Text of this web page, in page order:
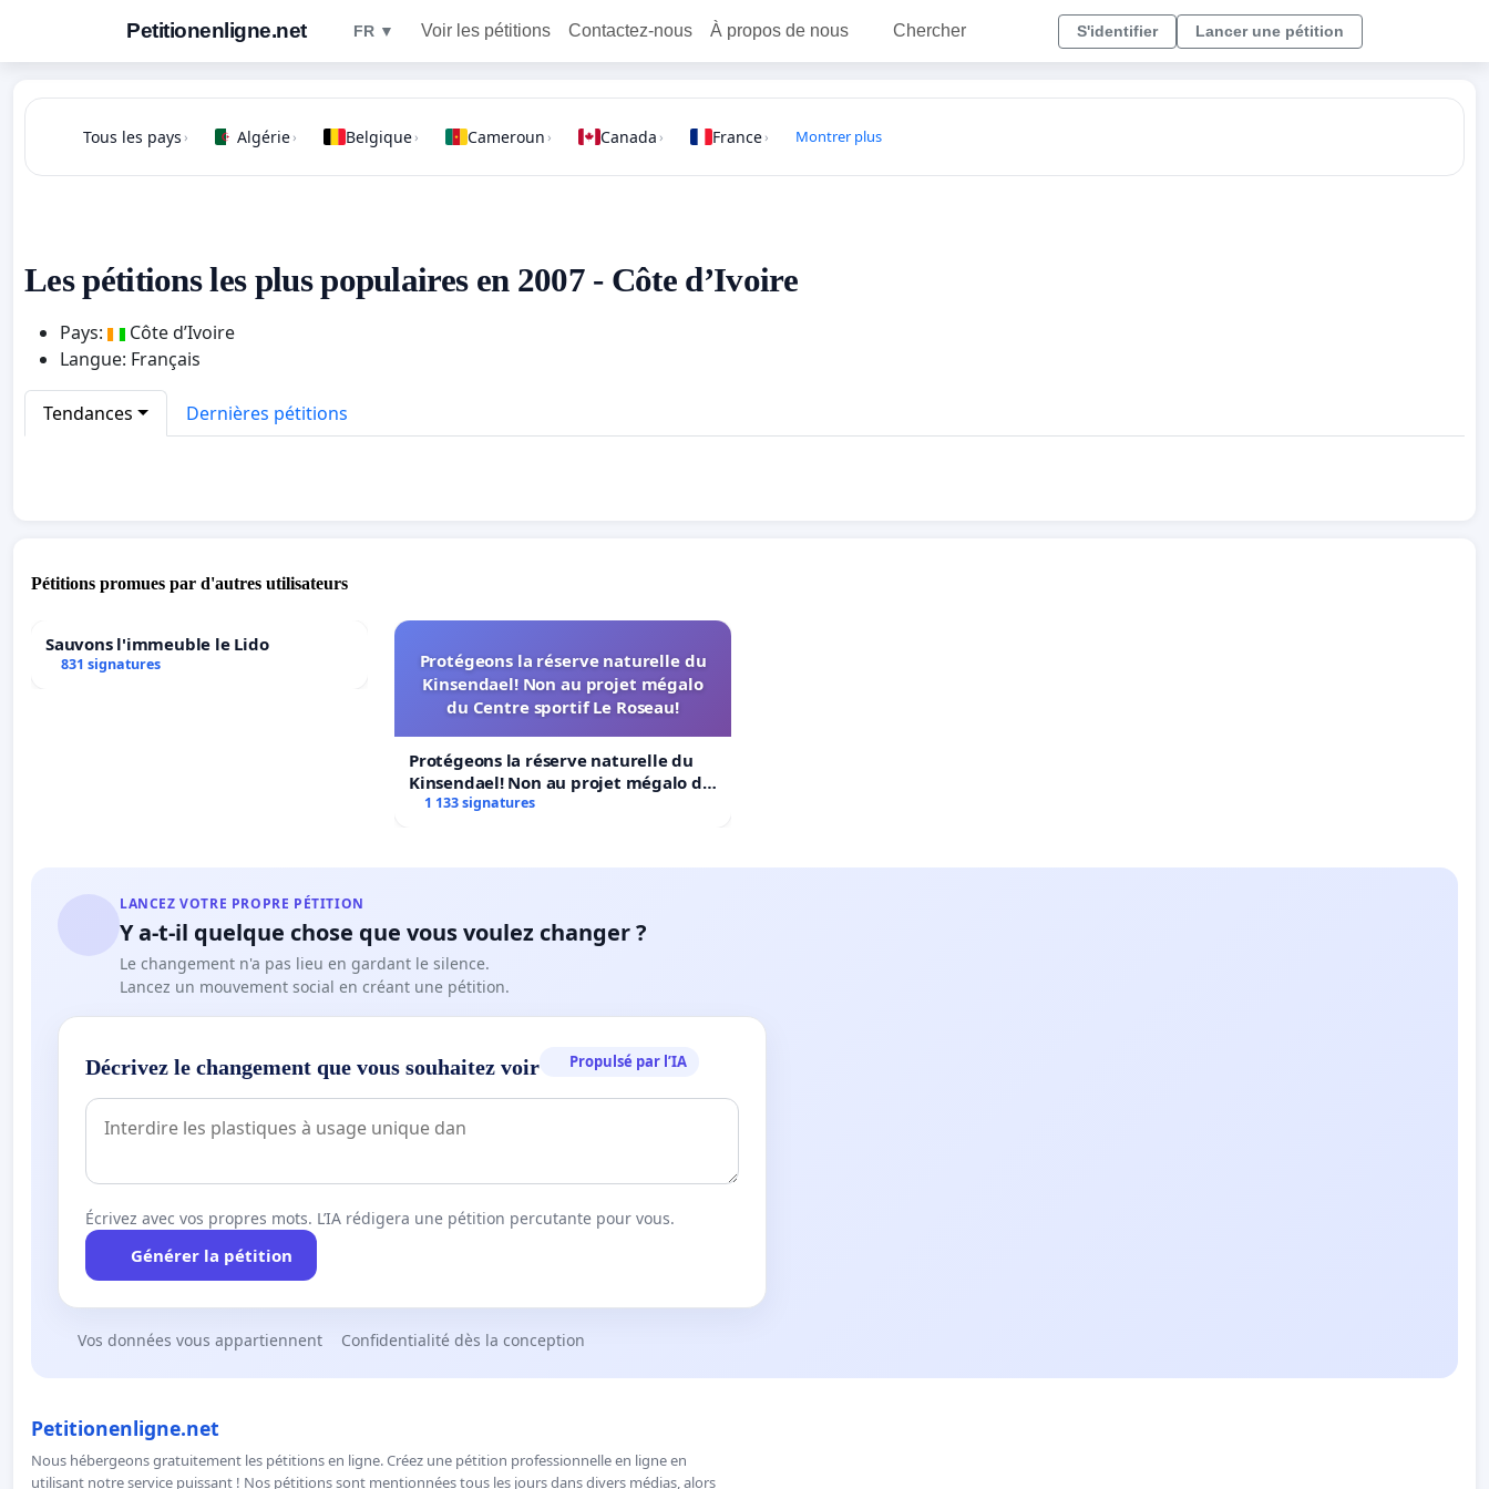
Petitionenligne.net FR ▼ Voir les pétitions Contactez-nous À propos de nous Chercher S'identifier Lancer une pétition
Tous les pays › Algérie› Belgique› Cameroun › Canada › France› Montrer plus
Les pétitions les plus populaires en 2007 - Côte d’Ivoire
Pays:
Côte d’Ivoire
Langue: Français
Tendances Dernières pétitions
Pétitions promues par d'autres utilisateurs
Sauvons l'immeuble le Lido
831 signatures
Protégeons la réserve naturelle du
Kinsendael! Non au projet mégalo
du Centre sportif Le Roseau!
Protégeons la réserve naturelle du
Kinsendael! Non au projet mégalo du
Centre sportif Le Roseau!
1 133 signatures
LANCEZ VOTRE PROPRE PÉTITION
Y a-t-il quelque chose que vous voulez changer ?
Le changement n'a pas lieu en gardant le silence.
Lancez un mouvement social en créant une pétition.
Décrivez le changement que vous souhaitez voir Propulsé par l’IA
Écrivez avec vos propres mots. L’IA rédigera une pétition percutante pour vous.
Générer la pétition
Vos données vous appartiennent Confidentialité dès la conception
Petitionenligne.net
Nous hébergeons gratuitement les pétitions en ligne. Créez une pétition professionnelle en ligne en
utilisant notre service puissant ! Nos pétitions sont mentionnées tous les jours dans divers médias, alors